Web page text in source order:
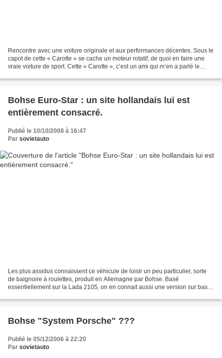
Rencontre avec une voiture originale et aux performances décentes. Sous le
capot de cette « Carotte » se cache un moteur rotatif, de quoi en faire une
vraie voiture de sport. Cette « Carotte », c’est un ami qui m’en a parlé le
Bohse Euro-Star : un site hollandais lui est
entièrement consacré.
Publié le 10/10/2008 à 16:47
Par sovietauto
Les plus assidus connaissent ce véhicule de loisir un peu particulier, sorte
de baignoire à roulettes, produit en Allemagne par Bohse. Basé
essentiellement sur la Lada 2105, on en connait aussi une version sur base
Bohse "System Porsche" ???
Publié le 05/12/2006 à 22:20
Par sovietauto